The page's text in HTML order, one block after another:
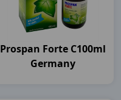
Prospan Forte C100ml
Germany